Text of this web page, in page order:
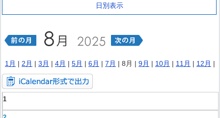
日別表示
1月 | 2月 | 3月 | 4月 | 5月 | 6月 | 7月 | 8月 | 9月 | 10月 | 11月 | 12月 |
1